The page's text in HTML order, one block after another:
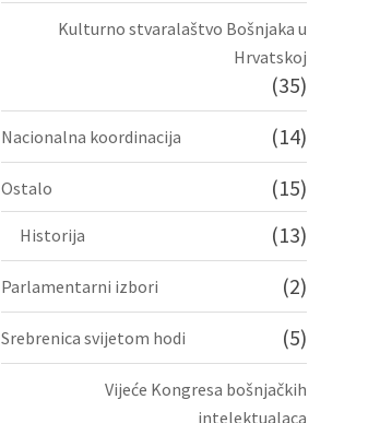
Kulturno stvaralaštvo Bošnjaka u
Hrvatskoj
(35)
Nacionalna koordinacija (14)
Ostalo (15)
Historija (13)
Parlamentarni izbori (2)
Srebrenica svijetom hodi (5)
Vijeće Kongresa bošnjačkih
intelektualaca